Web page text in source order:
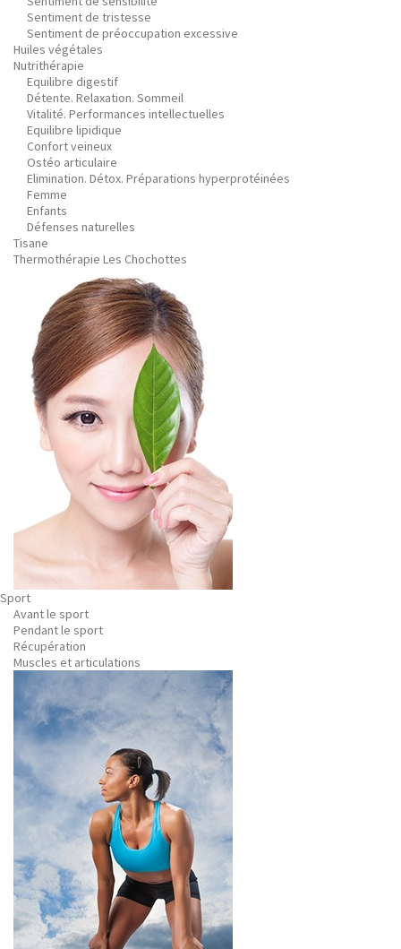
Sentiment de tristesse
Sentiment de préoccupation excessive
Huiles végétales
Nutrithérapie
Equilibre digestif
Détente. Relaxation. Sommeil
Vitalité. Performances intellectuelles
Equilibre lipidique
Confort veineux
Ostéo articulaire
Elimination. Détox. Préparations hyperprotéinées
Femme
Enfants
Défenses naturelles
Tisane
Thermothérapie Les Chochottes
Sport
Avant le sport
Pendant le sport
Récupération
Muscles et articulations